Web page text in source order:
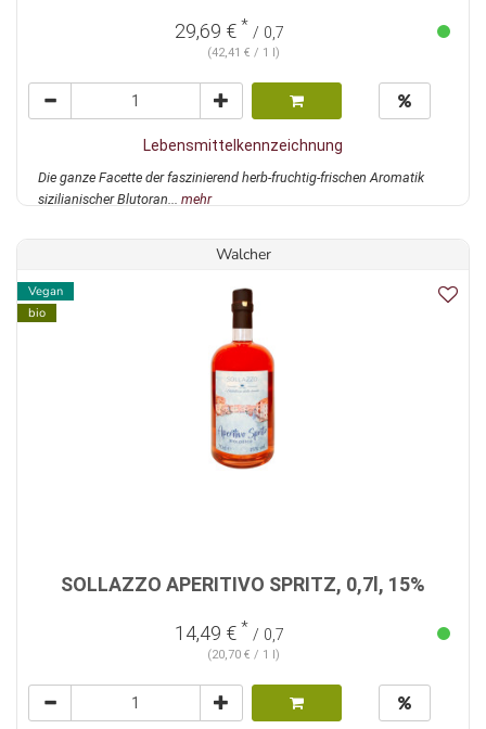
29,69 € * / 0,7
(42,41 € / 1 l)
Lebensmittelkennzeichnung
Die ganze Facette der faszinierend herb-fruchtig-frischen Aromatik
sizilianischer Blutoran... mehr
Walcher
Vegan
bio
SOLLAZZO APERITIVO SPRITZ, 0,7l, 15%
14,49 € * / 0,7
(20,70 € / 1 l)